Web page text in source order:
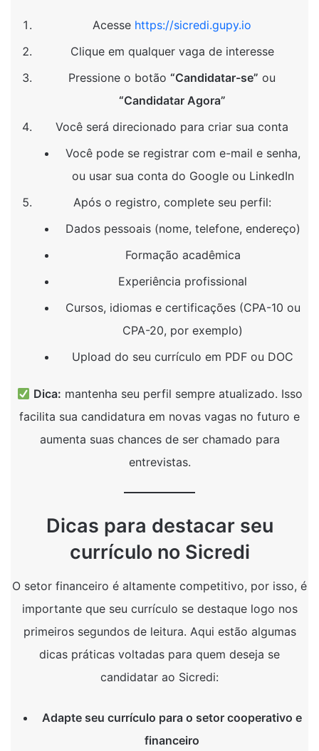
Acesse https://sicredi.gupy.io
Clique em qualquer vaga de interesse
Pressione o botão “Candidatar-se” ou
“Candidatar Agora”
Você será direcionado para criar sua conta
Você pode se registrar com e-mail e senha,
ou usar sua conta do Google ou LinkedIn
Após o registro, complete seu perfil:
Dados pessoais (nome, telefone, endereço)
Formação acadêmica
Experiência profissional
Cursos, idiomas e certificações (CPA-10 ou
CPA-20, por exemplo)
Upload do seu currículo em PDF ou DOC
Dica: mantenha seu perfil sempre atualizado. Isso
facilita sua candidatura em novas vagas no futuro e
aumenta suas chances de ser chamado para
entrevistas.
Dicas para destacar seu
currículo no Sicredi
O setor financeiro é altamente competitivo, por isso, é
importante que seu currículo se destaque logo nos
primeiros segundos de leitura. Aqui estão algumas
dicas práticas voltadas para quem deseja se
candidatar ao Sicredi:
Adapte seu currículo para o setor cooperativo e
financeiro